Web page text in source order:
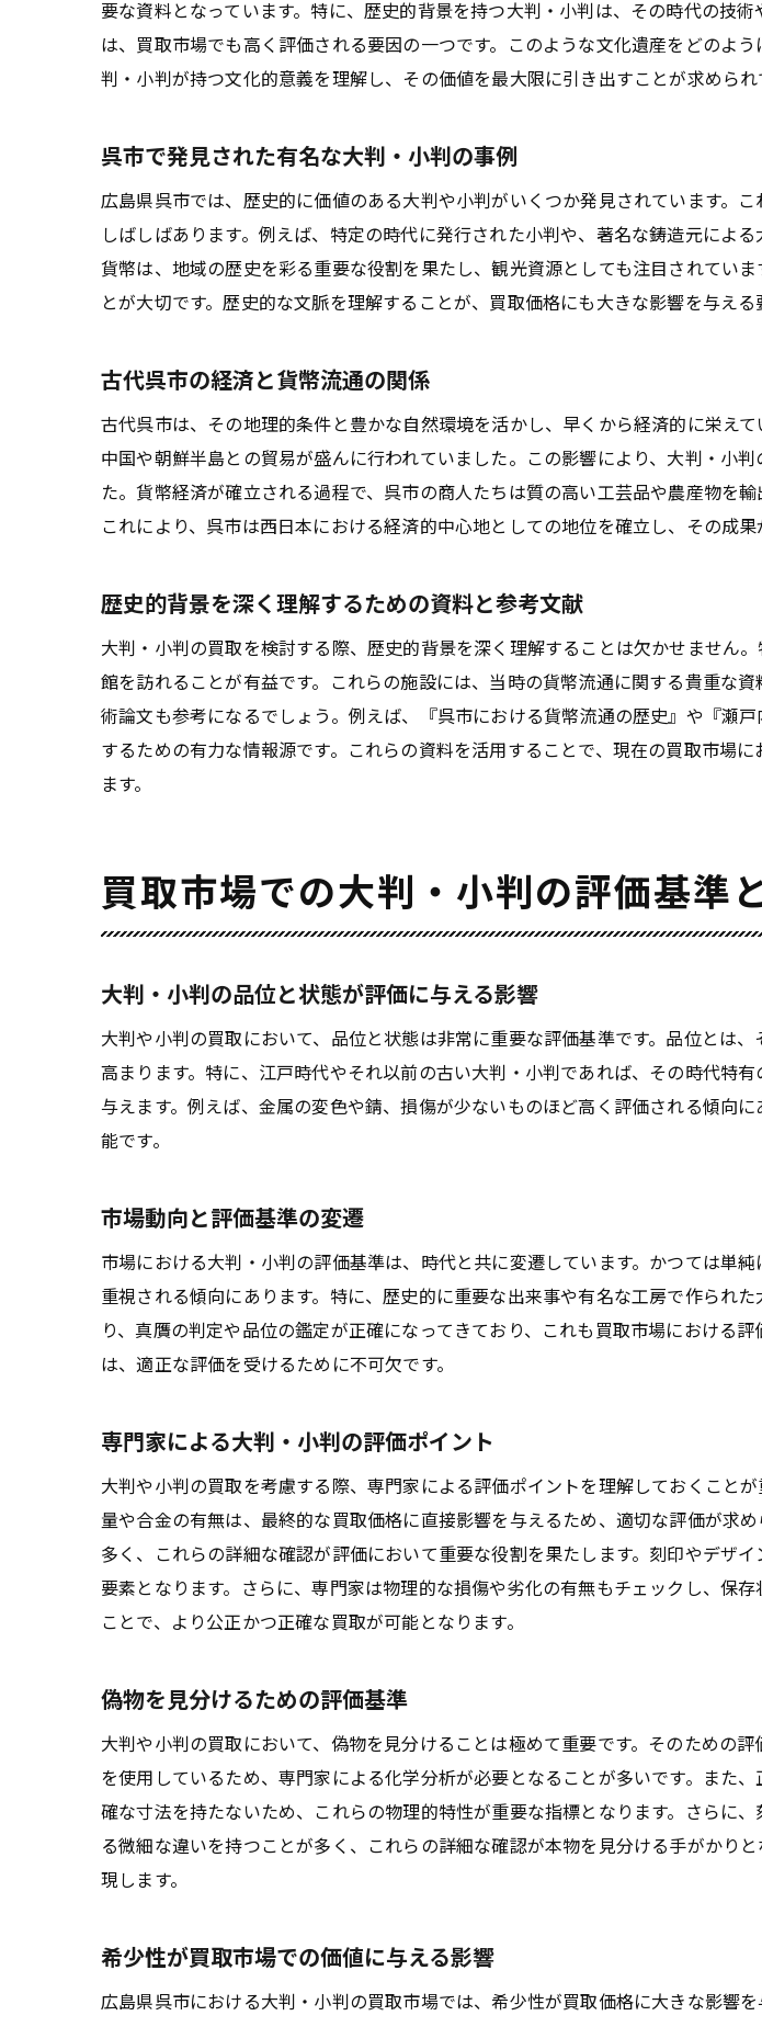
個人間取引のリスクとその
買取契約書で確認すべき重
呉市における大判・小判の買取
買取前に知っておくべき手
大判・小判の査定にかか
歴史ある呉市で見つかる大判
呉市特有の大判・小判の特
市場で注目される大判・
歴史的価値がある大判・
買取成功のための戦略と対
価値ある大判・小判を見
大判・小判買取の専門家が語
専門家に聞く、呉市での
プロの査定士が教える高
買取における最新のトレ
成功するために知っておく
初心者でも安心して買取
呉市の文化と歴史を活か
買取専門店とネットオー
要な資料となっています。特に、歴史的背景を持つ大判・小判は、その時代の技
は、買取市場でも高く評価される要因の一つです。このような文化遺産をどのよ
判・小判が持つ文化的意義を理解し、その価値を最大限に引き出すことが求められ
呉市で発見された有名な大判・小判の事例
広島県呉市では、歴史的に価値のある大判や小判がいくつか発見されています。
しばしばあります。例えば、特定の時代に発行された小判や、著名な鋳造元によ
貨幣は、地域の歴史を彩る重要な役割を果たし、観光資源としても注目されてい
とが大切です。歴史的な文脈を理解することが、買取価格にも大きな影響を与える
古代呉市の経済と貨幣流通の関係
古代呉市は、その地理的条件と豊かな自然環境を活かし、早くから経済的に栄え
中国や朝鮮半島との貿易が盛んに行われていました。この影響により、大判・小
た。貨幣経済が確立される過程で、呉市の商人たちは質の高い工芸品や農産物を
これにより、呉市は西日本における経済的中心地としての地位を確立し、その成
歴史的背景を深く理解するための資料と参考文献
大判・小判の買取を検討する際、歴史的背景を深く理解することは欠かせません
館を訪れることが有益です。これらの施設には、当時の貨幣流通に関する貴重な
術論文も参考になるでしょう。例えば、『呉市における貨幣流通の歴史』や『瀬
するための有力な情報源です。これらの資料を活用することで、現在の買取市場
ます。
買取市場での大判・小判の評価基準
大判・小判の品位と状態が評価に与える影響
大判や小判の買取において、品位と状態は非常に重要な評価基準です。品位とは
高まります。特に、江戸時代やそれ以前の古い大判・小判であれば、その時代特
与えます。例えば、金属の変色や錆、損傷が少ないものほど高く評価される傾向
能です。
市場動向と評価基準の変遷
市場における大判・小判の評価基準は、時代と共に変遷しています。かつては単
重視される傾向にあります。特に、歴史的に重要な出来事や有名な工房で作られ
り、真贋の判定や品位の鑑定が正確になってきており、これも買取市場における
は、適正な評価を受けるために不可欠です。
専門家による大判・小判の評価ポイント
大判や小判の買取を考慮する際、専門家による評価ポイントを理解しておくこと
量や合金の有無は、最終的な買取価格に直接影響を与えるため、適切な評価が求
多く、これらの詳細な確認が評価において重要な役割を果たします。刻印やデザ
要素となります。さらに、専門家は物理的な損傷や劣化の有無もチェックし、保
ことで、より公正かつ正確な買取が可能となります。
偽物を見分けるための評価基準
大判や小判の買取において、偽物を見分けることは極めて重要です。そのための
を使用しているため、専門家による化学分析が必要となることが多いです。また
確な寸法を持たないため、これらの物理的特性が重要な指標となります。さらに
る微細な違いを持つことが多く、これらの詳細な確認が本物を見分ける手がかり
現します。
希少性が買取市場での価値に与える影響
広島県呉市における大判・小判の買取市場では、希少性が買取価格に大きな影響